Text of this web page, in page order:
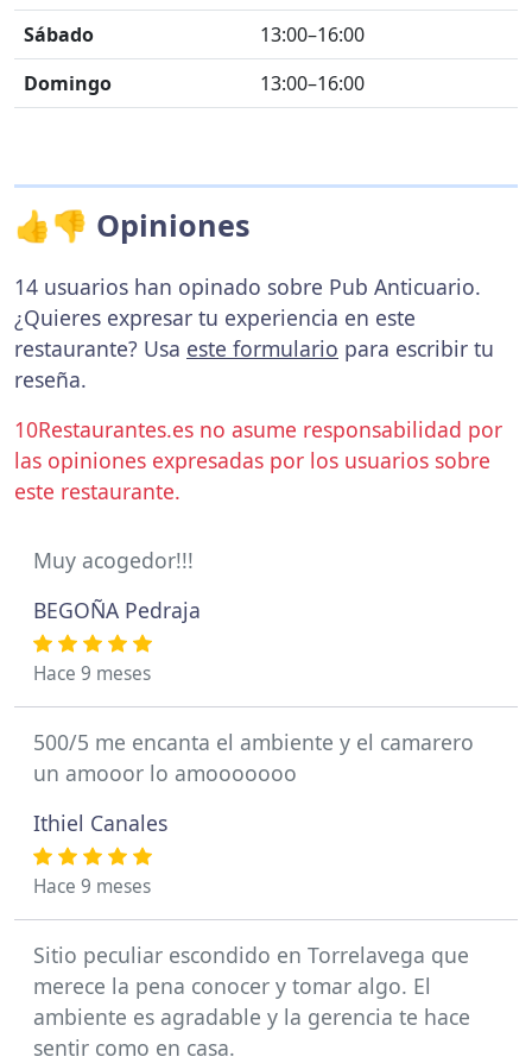
Sábado
13:00–16:00
Domingo
13:00–16:00
👍👎 Opiniones
14 usuarios han opinado sobre Pub Anticuario.
¿Quieres expresar tu experiencia en este
restaurante? Usa este formulario para escribir tu
reseña.
10Restaurantes.es no asume responsabilidad por
las opiniones expresadas por los usuarios sobre
este restaurante.
Muy acogedor!!!
BEGOÑA Pedraja
Hace 9 meses
500/5 me encanta el ambiente y el camarero
un amooor lo amooooooo
Ithiel Canales
Hace 9 meses
Sitio peculiar escondido en Torrelavega que
merece la pena conocer y tomar algo. El
ambiente es agradable y la gerencia te hace
sentir como en casa.